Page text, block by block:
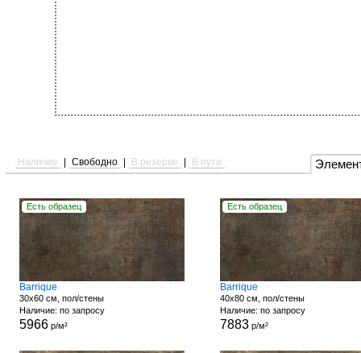
Наличие Свободно В резерве В пути
Есть образец
Barrique
30x60 см, пол/стены
Наличие: по запросу
5966р/м²
Есть образец
Barrique
40x80 см, пол/стены
Наличие: по запросу
7883р/м²